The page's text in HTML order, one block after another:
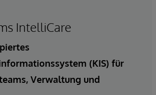
IntelliCare
(KIS) für
Verwaltung und